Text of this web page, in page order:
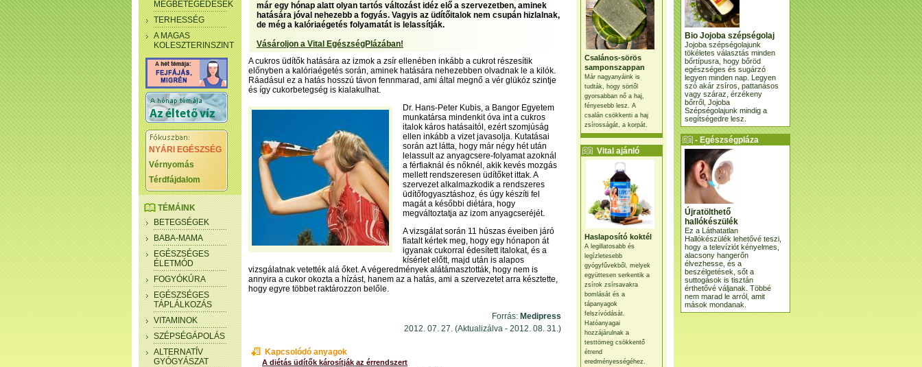
Csalános-sörös
samponszappan
Már nagyanyáink is
tudták, hogy sörtől
gyorsabban nő a haj,
fényesebb lesz. A
csalán csökkenti a haj
zsírosságát, a korpát.
Vital ajánló
Haslaposító koktél
A legillatosabb és
legízletesebb
gyógyfűvekből, melyek
együttesen serkentik a
zsírok zsírsavakra
bomlását és a
tápanyagok
felszívódását.
Hatóanyagai
hozzájárulnak a
testtömeg csökkentő
étrend
eredményességéhez.
MEGBETEGEDÉSEK
TERHESSÉG
A MAGAS
KOLESZTERINSZINT
NYÁRI EGÉSZSÉG
Vérnyomás
Térdfájdalom
TÉMÁINK
BETEGSÉGEK
BABA-MAMA
EGÉSZSÉGES
ÉLETMÓD
FOGYÓKÚRA
EGÉSZSÉGES
TÁPLÁLKOZÁS
VITAMINOK
SZÉPSÉGÁPOLÁS
ALTERNATÍV
GYÓGYÁSZAT
már egy hónap alatt olyan tartós változást idéz elő a szervezetben, aminek
hatására jóval nehezebb a fogyás. Vagyis az üdítőitalok nem csupán hizlalnak,
de még a kalóriaégetés folyamatát is lelassítják.
Vásároljon a Vital EgészségPlázában!
A cukros üdítők hatására az izmok a zsír ellenében inkább a cukrot részesítik
előnyben a kalóriaégetés során, aminek hatására nehezebben olvadnak le a kilók.
Ráadásul ez a hatás hosszú távon fennmarad, ami által megnő a vér glükóz szintje
és így cukorbetegség is kialakulhat.
Dr. Hans-Peter Kubis, a Bangor Egyetem
munkatársa mindenkit óva int a cukros
italok káros hatásaitól, ezért szomjúság
ellen inkább a vizet javasolja. Kutatásai
során azt látta, hogy már négy hét után
lelassult az anyagcsere-folyamat azoknál
a férfiaknál és nőknél, akik kevés mozgás
mellett rendszeresen üdítőket ittak. A
szervezet alkalmazkodik a rendszeres
üdítőfogyasztáshoz, és úgy készíti fel
magát a későbbi diétára, hogy
megváltoztatja az izom anyagcseréjét.
A vizsgálat során 11 húszas éveiben járó
fiatalt kértek meg, hogy egy hónapon át
igyanak cukorral édesített italokat, és a
kísérlet előtt, majd után is alapos
vizsgálatnak vetették alá őket. A végeredmények alátámasztották, hogy nem is
annyira a cukor okozta a hízást, hanem az a hatás, ami a szervezetet arra késztette,
hogy egyre többet raktározzon belőle.
Forrás: Medipress
2012. 07. 27. (Aktualizálva - 2012. 08. 31.)
Kapcsolódó anyagok
A diétás üdítők károsítják az érrendszert
Bio Jojoba szépségolaj
Jojoba szépségolajunk
tökéletes választás minden
bőrtípusra, hogy bőröd
egészséges és sugárzó
legyen minden nap. Legyen
szó akár zsíros, pattanásos
vagy száraz, érzékeny
bőrről, Jojoba
Szépségolajunk mindig a
segítségedre lesz.
- Egészségpláza
ajánlatunk -
Újratölthető
hallókészülék
Ez a Láthatatlan
Hallókészülék lehetővé teszi,
hogy a televíziót kényelmes,
alacsony hangerőn
élvezhesse, és a
beszélgetések, sőt a
suttogások is tisztán
érthetővé váljanak. Többé
nem marad le arról, amit
mások mondanak.